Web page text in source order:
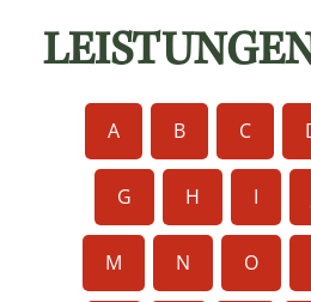
A B C
G H I
M N O